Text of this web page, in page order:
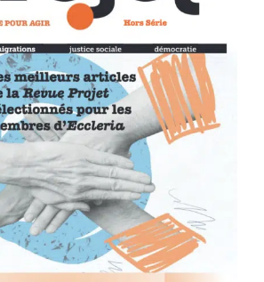
Responsables